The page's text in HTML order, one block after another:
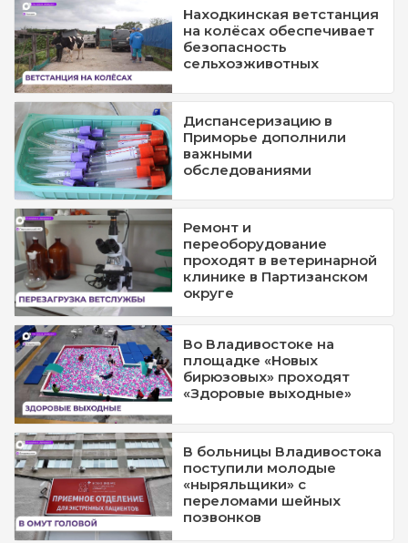
Находкинская ветстанция
на колёсах обеспечивает
безопасность
сельхозживотных
Диспансеризацию в
Приморье дополнили
важными
обследованиями
Ремонт и
переоборудование
проходят в ветеринарной
клинике в Партизанском
округе
Во Владивостоке на
площадке «Новых
бирюзовых» проходят
«Здоровые выходные»
В больницы Владивостока
поступили молодые
«ныряльщики» с
переломами шейных
позвонков